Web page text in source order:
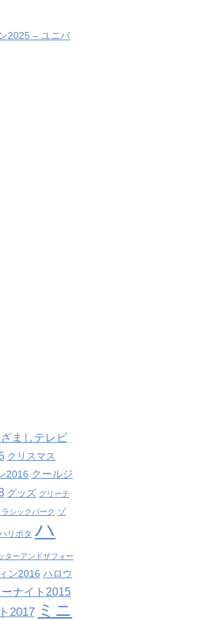
2025 – ユニバ
ましテレビ
クリスマス
2016 クールジ
グッズ グリーテ
ラシックパーク ゾ
リポタ ハ
ターアンドザフォー
ン2016 ハロウ
ナイト2015
2017 ミニ